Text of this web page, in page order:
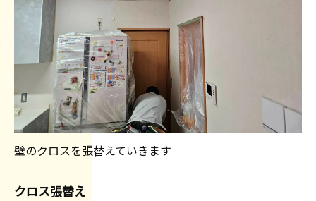
壁のクロスを張替えていきます
クロス張替え